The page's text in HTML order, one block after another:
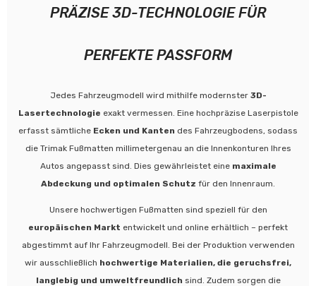
PRÄZISE 3D-TECHNOLOGIE FÜR
PERFEKTE PASSFORM
Jedes Fahrzeugmodell wird mithilfe modernster 3D-
Lasertechnologie exakt vermessen. Eine hochpräzise Laserpistole
erfasst sämtliche Ecken und Kanten des Fahrzeugbodens, sodass
die Trimak Fußmatten millimetergenau an die Innenkonturen Ihres
Autos angepasst sind. Dies gewährleistet eine maximale
Abdeckung und optimalen Schutz für den Innenraum.
Unsere hochwertigen Fußmatten sind speziell für den
europäischen Markt entwickelt und online erhältlich – perfekt
abgestimmt auf Ihr Fahrzeugmodell. Bei der Produktion verwenden
wir ausschließlich hochwertige Materialien, die geruchsfrei,
langlebig und umweltfreundlich sind. Zudem sorgen die